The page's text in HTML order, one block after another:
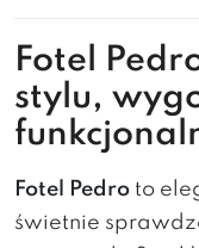
Fotel
stylu,
Fotel Pedro to
świetnie